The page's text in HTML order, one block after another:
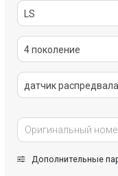
LS
4 поколение
датчик распредвала
Дополнительные